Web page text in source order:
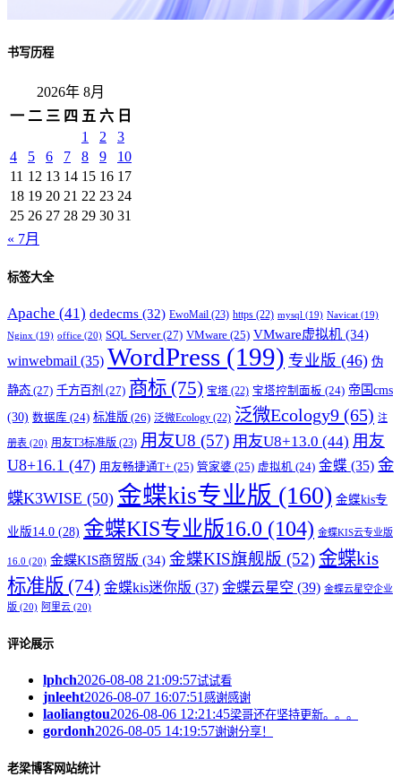
书写历程
2026年 8月
一 二 三 四 五 六 日
1
2
3
4
5 6 7 8 9
10
11 12 13 14 15 16 17
18 19 20 21 22 23 24
25 26 27 28 29 30 31
« 7月
标签大全
Apache (41) dedecms (32) EwoMail (23) https (22) mysql (19) Navicat (19)
Nginx (19) office (20) SQL Server(27) VMware (25) VMware虚拟机 (34)
winwebmail (35) WordPress (199) 专业版 (46) 伪
静态 (27) 千方百剂 (27) 商标 (75) 宝塔 (22) 宝塔控制面板 (24) 帝国cms
(30) 数据库 (24) 标准版 (26) 泛微Ecology (22) 泛微Ecology9 (65) 注
册表 (20) 用友T3标准版 (23) 用友U8 (57) 用友U8+13.0 (44) 用友
U8+16.1 (47) 用友畅捷通T+ (25) 管家婆 (25) 虚拟机 (24) 金蝶 (35) 金
蝶K3WISE (50) 金蝶kis专业版 (160) 金蝶kis专
业版14.0 (28) 金蝶KIS专业版16.0 (104) 金蝶KIS云专业版
16.0 (20) 金蝶KIS商贸版 (34) 金蝶KIS旗舰版 (52) 金蝶kis
标准版 (74) 金蝶kis迷你版 (37) 金蝶云星空 (39) 金蝶云星空企业
版 (20) 阿里云 (20)
评论展示
lphch2026-08-08 21:09:57试试看
jnleeht2026-08-07 16:07:51 感谢感谢
laoliangtou2026-08-06 12:21:45梁哥还在坚持更新。。。
gordonh2026-08-05 14:19:57谢谢分享！
老梁博客网站统计